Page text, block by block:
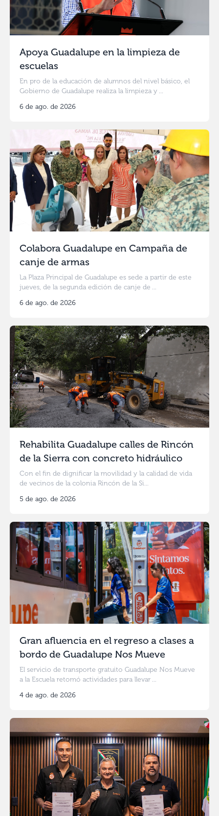
Apoya Guadalupe en la limpieza de
escuelas
En pro de la educación de alumnos del nivel básico, el
Gobierno de Guadalupe realiza la limpieza y ...
6 de ago. de 2026
Colabora Guadalupe en Campaña de
canje de armas
La Plaza Principal de Guadalupe es sede a partir de este
jueves, de la segunda edición de canje de ...
6 de ago. de 2026
Rehabilita Guadalupe calles de Rincón
de la Sierra con concreto hidráulico
Con el fin de dignificar la movilidad y la calidad de vida
de vecinos de la colonia Rincón de la Si...
5 de ago. de 2026
Gran afluencia en el regreso a clases a
bordo de Guadalupe Nos Mueve
El servicio de transporte gratuito Guadalupe Nos Mueve
a la Escuela retomó actividades para llevar ...
4 de ago. de 2026